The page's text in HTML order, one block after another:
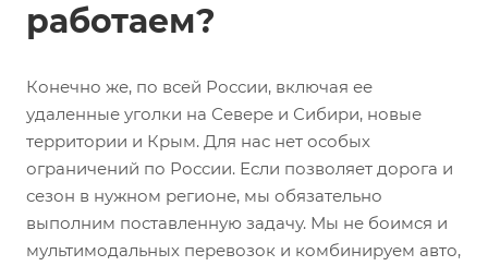
работаем?
Конечно же, по всей России, включая ее
удаленные уголки на Севере и Сибири, новые
территории и Крым. Для нас нет особых
ограничений по России. Если позволяет дорога и
сезон в нужном регионе, мы обязательно
выполним поставленную задачу. Мы не боимся и
мультимодальных перевозок и комбинируем авто,